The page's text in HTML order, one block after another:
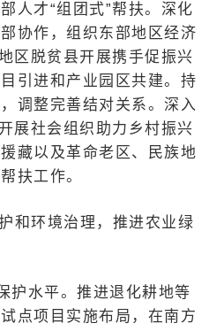
人才“组团式”帮扶。深化
协作，组织东部地区经济
区脱贫县开展携手促振兴
引进和产业园区共建。持
调整完善结对关系。深入
展社会组织助力乡村振兴
藏以及革命老区、民族地
扶工作。
和环境治理，推进农业绿
护水平。推进退化耕地等
点项目实施布局，在南方